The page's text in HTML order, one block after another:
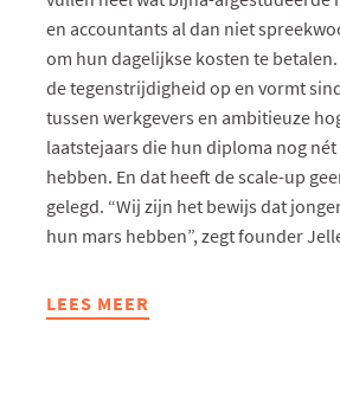
en accountants al dan niet
om hun dagelijkse kosten te
de tegenstrijdigheid op en vormt
tussen werkgevers en ambitieuze
laatstejaars die hun diploma nog nét
hebben. En dat heeft de scale-up
gelegd. “Wij zijn het bewijs dat
hun mars hebben”, zegt founder
LEES MEER
ABOUT